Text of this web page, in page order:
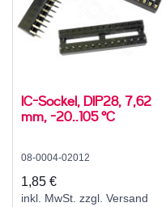
IC-Sockel, DIP28, 7,62
mm, -20..105 °C
08-0004-02012
1,85 €
inkl. MwSt. zzgl. Versand